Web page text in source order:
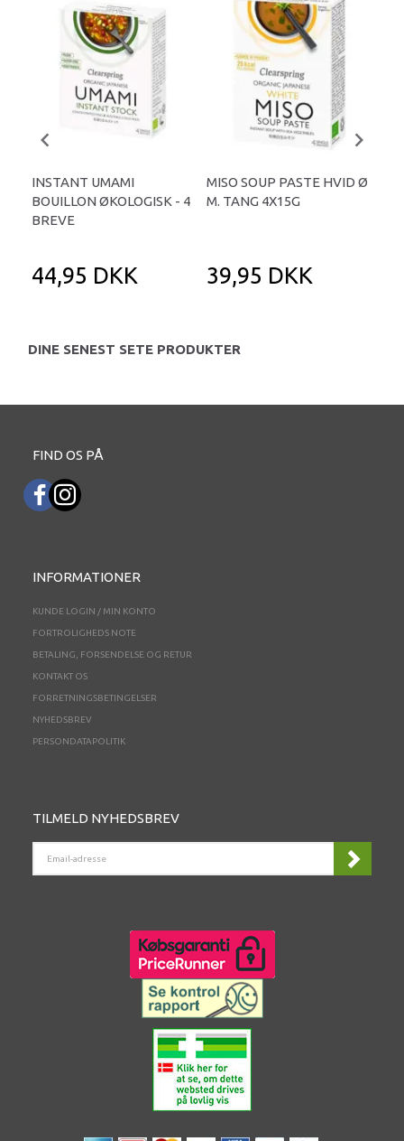
INSTANT UMAMI
BOUILLON ØKOLOGISK - 4
BREVE
44,95 DKK
MISO SOUP PASTE HVID Ø
M. TANG 4X15G
39,95 DKK
DINE SENEST SETE PRODUKTER
FIND OS PÅ
INFORMATIONER
KUNDE LOGIN / MIN KONTO
FORTROLIGHEDS NOTE
BETALING, FORSENDELSE OG RETUR
KONTAKT OS
FORRETNINGSBETINGELSER
NYHEDSBREV
PERSONDATAPOLITIK
TILMELD NYHEDSBREV
ADRESSE